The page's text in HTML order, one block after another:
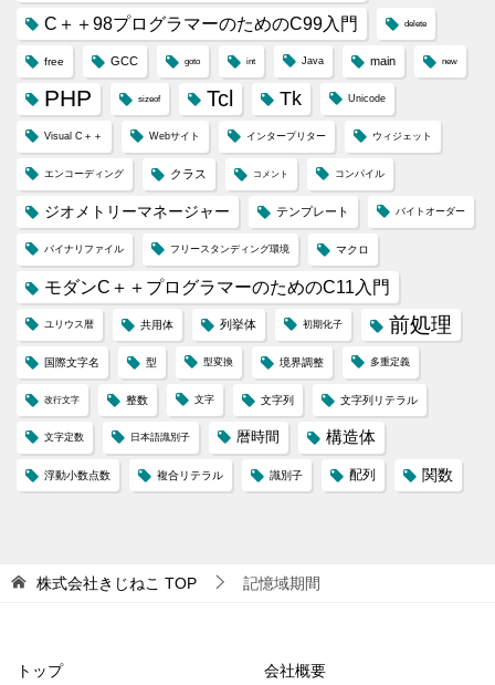
C＋＋98プログラマーのためのC99入門
delete
free GCC goto int Java main new
PHP sizeof Tcl Tk Unicode
Visual C＋＋ Webサイト インタープリター ウィジェット
エンコーディング クラス コメント コンパイル
ジオメトリーマネージャー テンプレート バイトオーダー
バイナリファイル フリースタンディング環境 マクロ
モダンC＋＋プログラマーのためのC11入門
ユリウス暦 共用体 列挙体 初期化子 前処理
国際文字名 型 型変換 境界調整 多重定義
改行文字 整数 文字 文字列 文字列リテラル
文字定数 日本語識別子 暦時間 構造体
浮動小数点数 複合リテラル 識別子 配列 関数
株式会社きじねこ TOP 記憶域期間
トップ 会社概要